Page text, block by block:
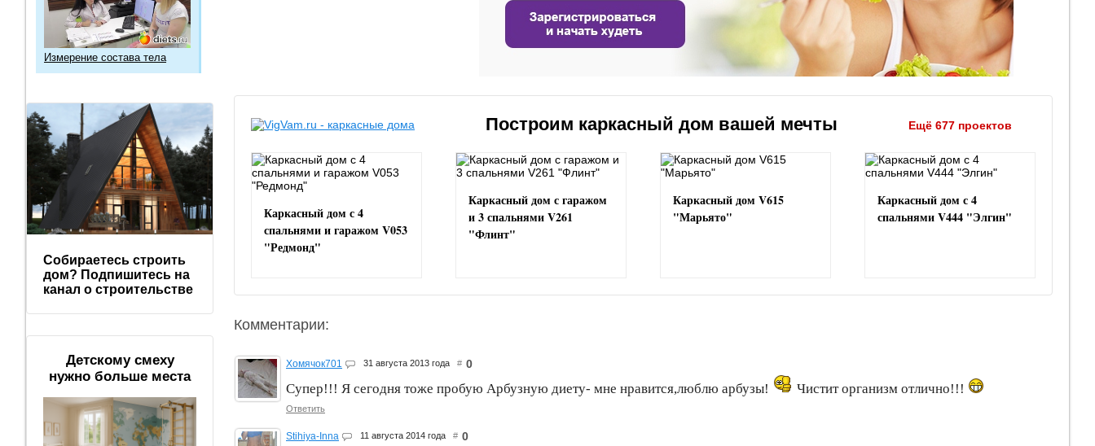
Построим каркасный дом вашей мечты Ещё 677 проектов
Каркасный дом с 4
спальнями и гаражом V053
"Редмонд"
Каркасный дом с гаражом
и 3 спальнями V261
"Флинт"
Каркасный дом V615
"Марьято"
Каркасный дом с 4
спальнями V444 "Элгин"
Комментарии:
Хомячок701 31 августа 2013 года # 0
Супер!!! Я сегодня тоже пробую Арбузную диету- мне нравится,люблю арбузы! Чистит организм отлично!!!
Ответить
Stihiya-Inna 11 августа 2014 года # 0
Измерение состава тела
Собираетесь строить
дом? Подпишитесь на
канал о строительстве
Детскому смеху
нужно больше места